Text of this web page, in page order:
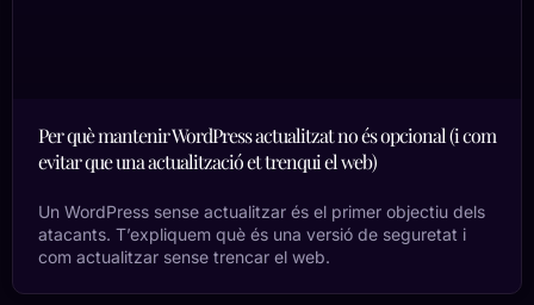
Per què mantenir WordPress actualitzat no és opcional (i com
evitar que una actualització et trenqui el web)
Un WordPress sense actualitzar és el primer objectiu dels
atacants. T’expliquem què és una versió de seguretat i
com actualitzar sense trencar el web.